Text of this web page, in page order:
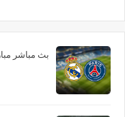
بث مباشر